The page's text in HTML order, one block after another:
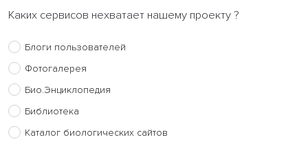
Каких сервисов нехватает нашему проекту ?
Блоги пользователей
Фотогалерея
Био.Энциклопедия
Библиотека
Каталог биологических сайтов